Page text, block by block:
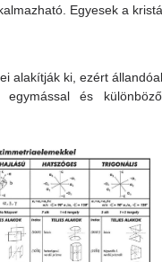
Egyesek a
alakítják ki, ezért
és